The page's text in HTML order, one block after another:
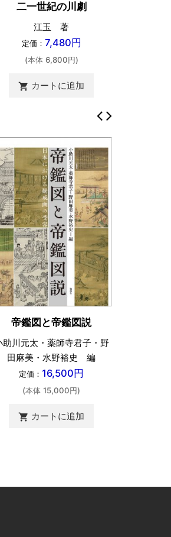
二一世紀の川劇
江玉 著
定価： 7,480円
(本体 6,800円)
shopping_cart カートに追加
帝鑑図と帝鑑図説
助川元太・薬師寺君子・野
田麻美・水野裕史 編
定価： 16,500円
(本体 15,000円)
shopping_cart カートに追加